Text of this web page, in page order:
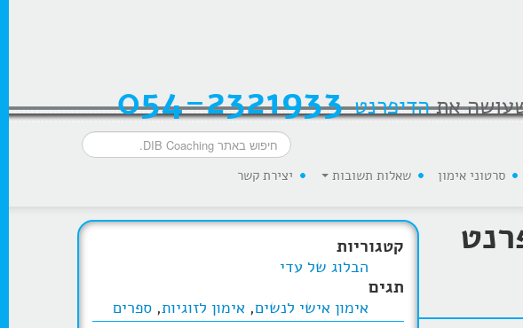
אתהדיפרנט054-2321933
סרטוני אימון שאלות תשובות יצירת קשר
קטגוריות
הבלוג של עדי
תגים
אימון אישי לנשים, אימון לזוגיות, ספרים